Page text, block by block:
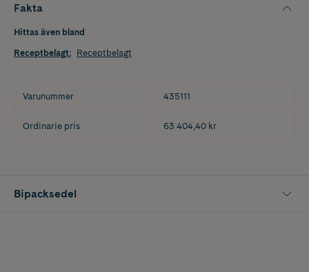
Fakta
Hittas även bland
Receptbelagt: Receptbelagt
Varunummer 435111
Ordinarie pris 63 404,40 kr
Bipacksedel